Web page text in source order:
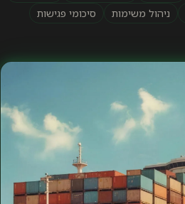
ניהול משימות
סיכומי פגישות